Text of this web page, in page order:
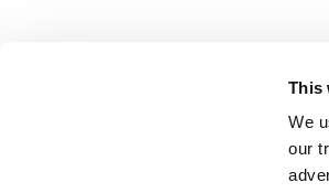
This
We
our